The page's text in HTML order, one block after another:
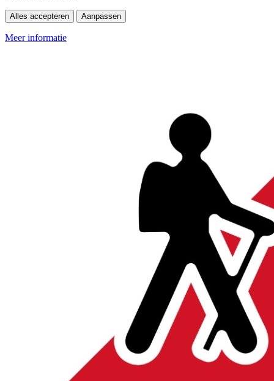
Alles accepteren Aanpassen
Meer informatie